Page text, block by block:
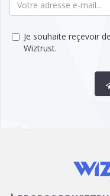
Je souhaite reçevoir
Wiztrust.